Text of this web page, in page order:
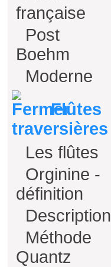
française
Post
Boehm
Moderne
Flûtes
traversières
Les flûtes
Orginine -
définition
Description
Méthode
Quantz